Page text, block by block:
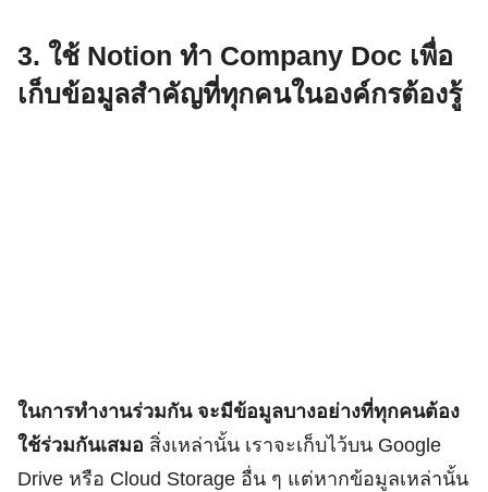
3. ใช้ Notion ทำ Company Doc เพื่อ
เก็บข้อมูลสำคัญที่ทุกคนในองค์กรต้องรู้
ในการทำงานร่วมกัน จะมีข้อมูลบางอย่างที่ทุกคนต้อง
ใช้ร่วมกันเสมอ สิ่งเหล่านั้น เราจะเก็บไว้บน Google
Drive หรือ Cloud Storage อื่น ๆ แต่หากข้อมูลเหล่านั้น